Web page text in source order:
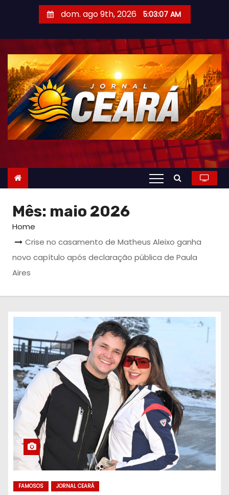
dom. ago 9th, 2026 5:03:08 AM
Mês: maio 2026
Home
Crise no casamento de Matheus Aleixo ganha
novo capítulo após declaração pública de Paula
Aires
FAMOSOS JORNAL CEARÁ